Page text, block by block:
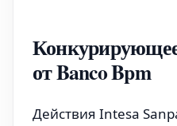
от Banco Bpm
Действия Intesa